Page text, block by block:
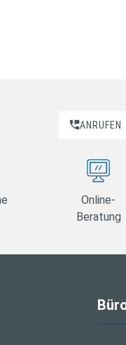
ANRUFEN
Online-
Beratung